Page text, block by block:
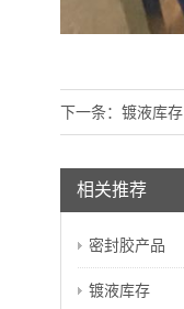
下一条： 镀液库存
相关推荐
密封胶产品
镀液库存